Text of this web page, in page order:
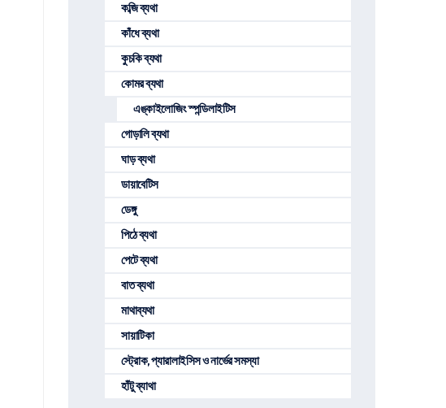
কব্জি ব্যথা
কাঁধে ব্যথা
কুচকি ব্যথা
কোমর ব্যথা
এঙ্কাইলোজিং স্পন্ডিলাইটিস
গোড়ালি ব্যথা
ঘাড় ব্যথা
ডায়াবেটিস
ডেঙ্গু
পিঠে ব্যথা
পেটে ব্যথা
বাত ব্যথা
মাথাব্যথা
সায়াটিকা
স্ট্রোক, প্যারালাইসিস ও নার্ভের সমস্যা
হাঁটু ব্যাথা